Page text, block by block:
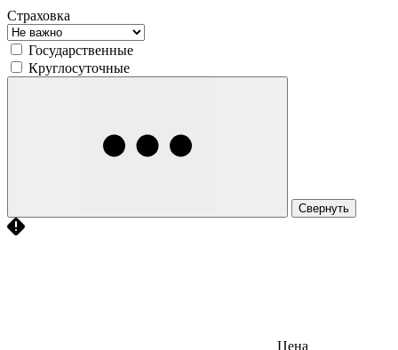
Страховка
Государственные
Круглосуточные
Свернуть
Цена